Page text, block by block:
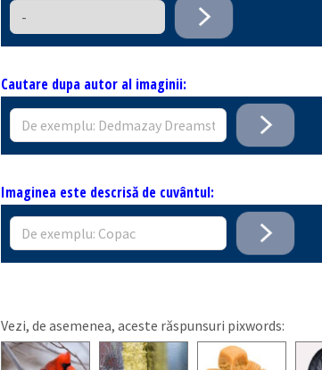
Cautare dupa autor al imaginii:
Imaginea este descrisă de cuvântul:
Vezi, de asemenea, aceste răspunsuri pixwords: